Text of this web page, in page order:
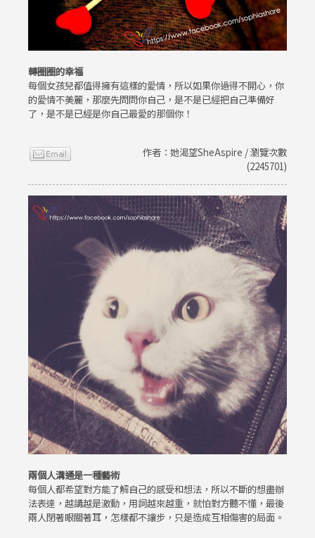
轉圈圈的幸福
每個女孩兒都值得擁有這樣的愛情，所以如果你過得不開心，你
的愛情不美麗，那麼先問問你自己，是不是已經把自己準備好
了，是不是已經是你自己最愛的那個你！
作者：她渴望SheAspire / 瀏覽次數
(2245701)
兩個人溝通是一種藝術
每個人都希望對方能了解自己的感受和想法，所以不斷的想盡辦
法表達，越講越是激動，用詞越來越重，就怕對方聽不懂，最後
兩人閉著眼關著耳，怎樣都不讓步，只是造成互相傷害的局面。